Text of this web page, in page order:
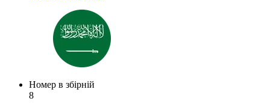
Номер в збірній
8